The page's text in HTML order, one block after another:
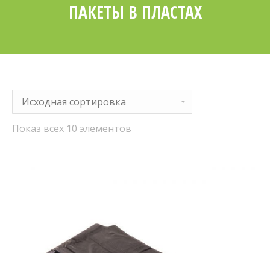
ПАКЕТЫ В ПЛАСТАХ
Показ всех 10 элементов